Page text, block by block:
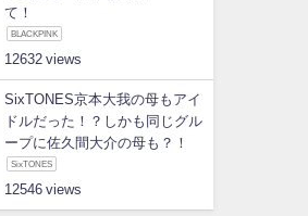
て！
BLACKPINK
12632
SixTONES京本大我の母もアイ
ドルだった！？しかも同じグル
ープに佐久間大介の母も？！
SixTONES
12546